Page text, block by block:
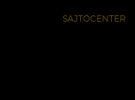
SAJTÓCENTER